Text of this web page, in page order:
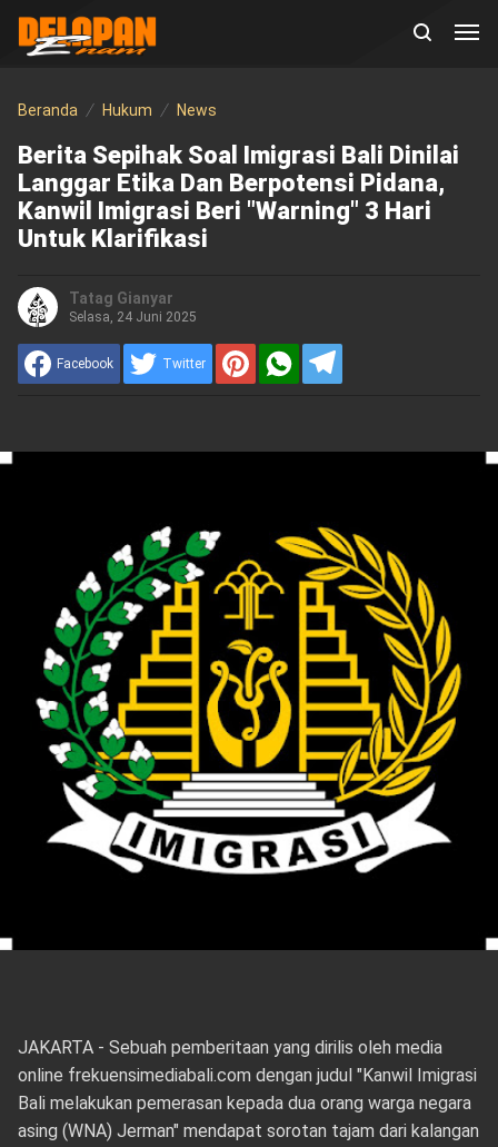
Beranda Hukum News
Berita Sepihak Soal Imigrasi Bali Dinilai
Langgar Etika Dan Berpotensi Pidana,
Kanwil Imigrasi Beri "warning" 3 Hari
Untuk Klarifikasi
Tatag Gianyar
Selasa, 24 Juni 2025
Facebook Twitter
JAKARTA - Sebuah pemberitaan yang dirilis oleh media
online frekuensimediabali.com dengan judul "Kanwil Imigrasi
Bali melakukan pemerasan kepada dua orang warga negara
asing (WNA) Jerman" mendapat sorotan tajam dari kalangan